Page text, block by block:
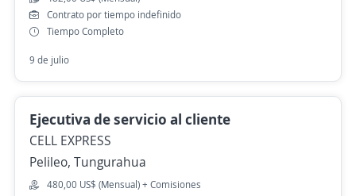
Contrato por tiempo indefinido
Tiempo Completo
9 de julio
Ejecutiva de servicio al cliente
CELL EXPRESS
Pelileo, Tungurahua
480,00 US$ (Mensual) + Comisiones